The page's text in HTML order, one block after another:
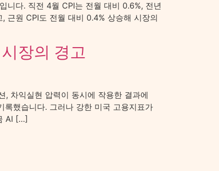
니다. 직전 4월 CPI는 전월 대비 0.6%, 전년
근원 CPI도 전월 대비 0.4% 상승해 시장의
장의 경고
, 차익실현 압력이 동시에 작용한 결과에
했습니다. 그러나 강한 미국 고용지표가
AI […]